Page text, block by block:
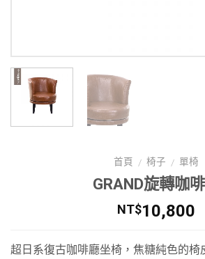
首頁 / 椅子 / 單椅
GRAND旋轉咖
NT$10,800
超日系復古咖啡廳坐椅，焦糖純色的椅